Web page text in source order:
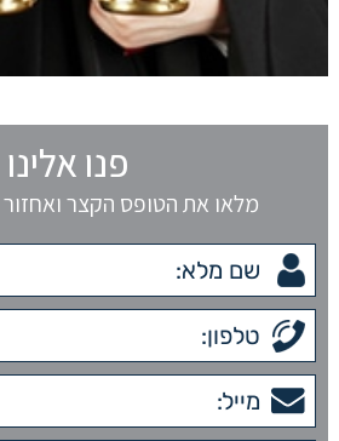
פנו אלינו
מלאו את הטופס הקצר